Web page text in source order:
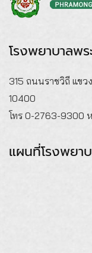
โรงพยาบาลพ
315 ถนนราชวิถี แขว
10400
โทร 0-2763-9300 ห
แผนที่โรงพยา